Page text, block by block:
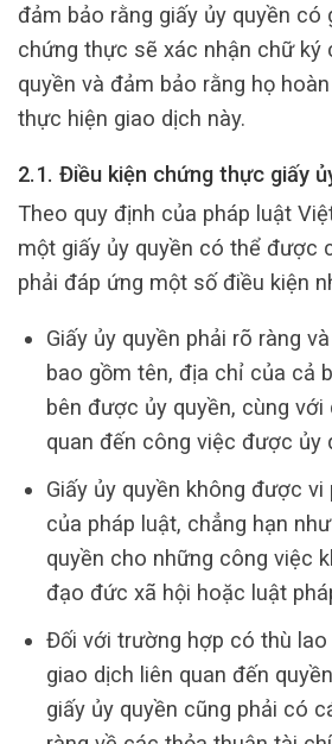
đảm bảo rằng giấy ủy quyền có
chứng thực sẽ xác nhận chữ ký
quyền và đảm bảo rằng họ
thực hiện giao dịch này.
2.1. Điều kiện chứng thực giấy
Theo quy định của pháp luật
một giấy ủy quyền có thể được
phải đáp ứng một số điều kiện
Giấy ủy quyền phải rõ ràng
bao gồm tên, địa chỉ của cả
bên được ủy quyền, cùng
quan đến công việc được ủy
Giấy ủy quyền không được
của pháp luật, chẳng hạn
quyền cho những công việc
đạo đức xã hội hoặc luật
Đối với trường hợp có thù
giao dịch liên quan đến
giấy ủy quyền cũng phải có